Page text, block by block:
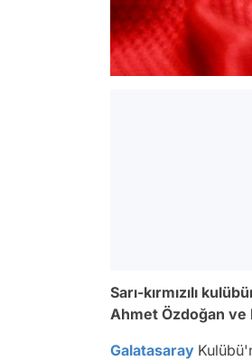
Sarı-kırmızılı
Ahmet Özdoğan ve
Galatasaray